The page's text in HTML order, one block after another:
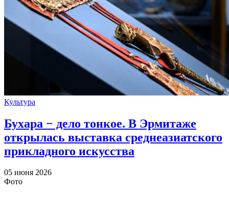
Культура
Бухара − дело тонкое. В Эрмитаже
открылась выставка среднеазиатского
прикладного искусства
05 июня 2026
Фото